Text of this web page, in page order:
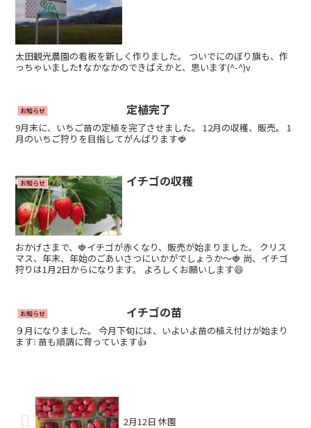
太田観光農園の看板を新しく作りました。 ついでにのぼり旗も、作
っちゃいました❗ なかなかのできばえかと、思います(^-^)v
お知らせ 定植完了
9月末に、いちご苗の定植を完了させました。 12月の収穫、販売。 1
月のいちご狩りを目指してがんばります🍓
お知らせ イチゴの収穫
おかげさまで、🍓イチゴが赤くなり、販売が始まりました。 クリス
マス、年末、年始のごあいさつにいかがでしょうか～🍓 尚、イチゴ
狩りは1月2日からになります。 よろしくお願いします😄
お知らせ イチゴの苗
９月になりました。 今月下旬には、いよいよ苗の植え付けが始まり
ます❕ 苗も順調に育っています👍
2月12日 休園